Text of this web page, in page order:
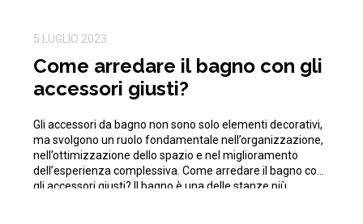
5 LUGLIO 2023
Come arredare il bagno con gli
accessori giusti?
Gli accessori da bagno non sono solo elementi decorativi,
ma svolgono un ruolo fondamentale nell’organizzazione,
nell’ottimizzazione dello spazio e nel miglioramento
dell’esperienza complessiva. Come arredare il bagno con
gli accessori giusti? Il bagno è una delle stanze più